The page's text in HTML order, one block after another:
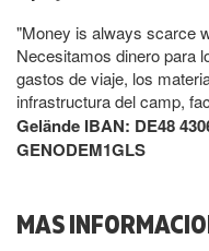
"Money is always scarce
Necesitamos dinero para
gastos de viaje, los
infrastructura del camp,
Gelände IBAN: DE48
GENODEM1GLS
MAS